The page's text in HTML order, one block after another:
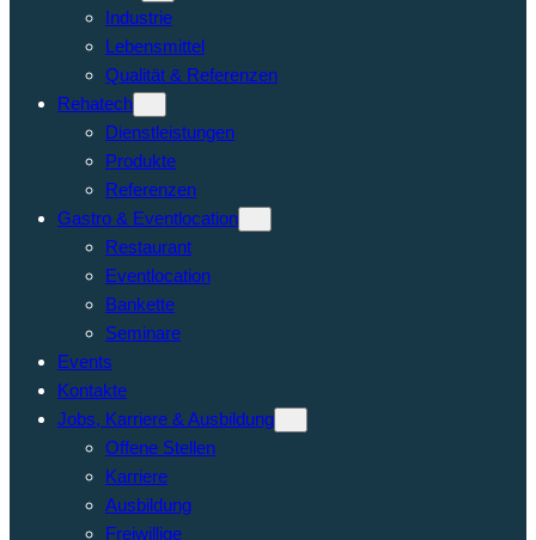
Industrie
Lebensmittel
Qualität & Referenzen
Rehatech
Dienstleistungen
Produkte
Referenzen
Gastro & Eventlocation
Restaurant
Eventlocation
Bankette
Seminare
Events
Kontakte
Jobs, Karriere & Ausbildung
Offene Stellen
Karriere
Ausbildung
Freiwillige